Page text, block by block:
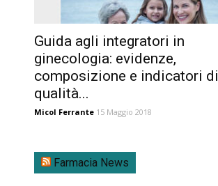
Guida agli integratori in
ginecologia: evidenze,
composizione e indicatori di
qualità...
Micol Ferrante 15 Maggio 2018
Farmacia News